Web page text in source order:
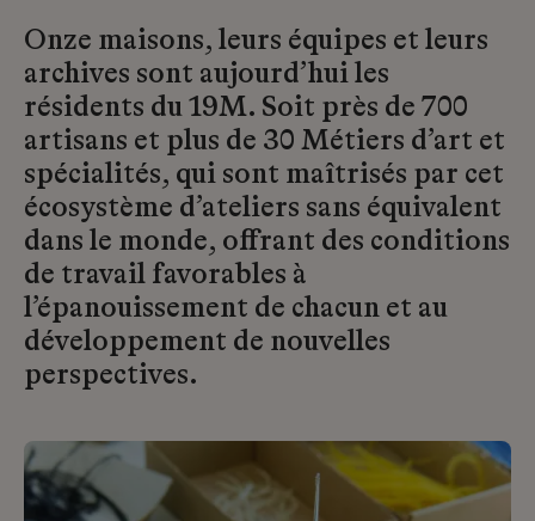
Onze maisons, leurs équipes et leurs
archives sont aujourd’hui les
résidents du 19M. Soit près de 700
artisans et plus de 30 Métiers d’art et
spécialités, qui sont maîtrisés par cet
écosystème d’ateliers sans équivalent
dans le monde, offrant des conditions
de travail favorables à
l’épanouissement de chacun et au
développement de nouvelles
perspectives.